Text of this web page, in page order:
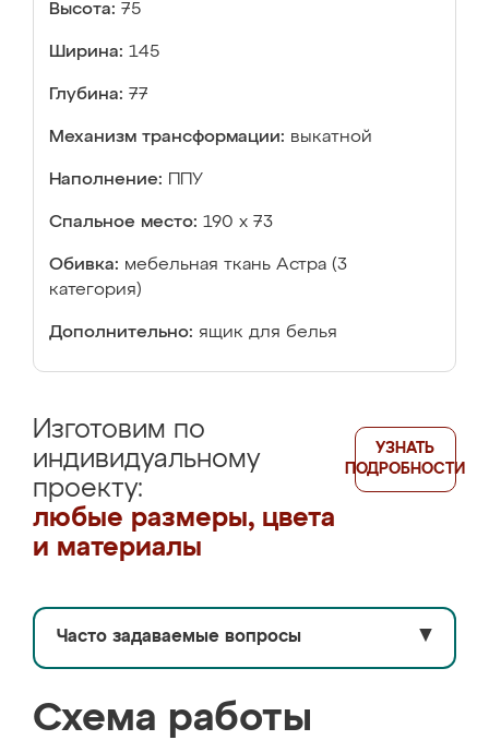
Высота: 75
Ширина: 145
Глубина: 77
Механизм трансформации: выкатной
Наполнение: ППУ
Спальное место: 190 х 73
Обивка: мебельная ткань Астра (3
категория)
Дополнительно: ящик для белья
Изготовим по
индивидуальному
проекту:
любые размеры, цвета
и материалы
УЗНАТЬ
ПОДРОБНОСТИ
Часто задаваемые вопросы ▼
Схема работы